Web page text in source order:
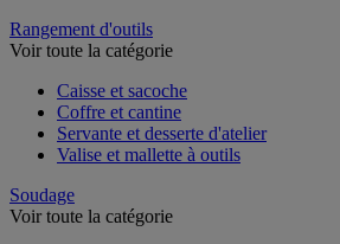
Rangement d'outils
Voir toute la catégorie
Caisse et sacoche
Coffre et cantine
Servante et desserte d'atelier
Valise et mallette à outils
Soudage
Voir toute la catégorie